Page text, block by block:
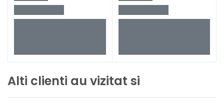
Alti clienti au vizitat si